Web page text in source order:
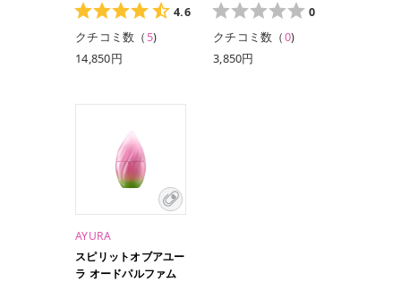
4.6
クチコミ数（ 5)
14,850円
2,750円（ケース）
0
クチコミ数（0)
3,850円
AYURA
スピリットオブアユー
ラ オードパルファム